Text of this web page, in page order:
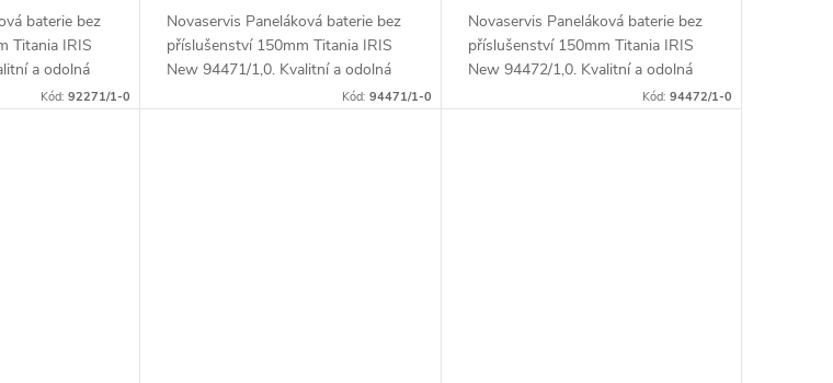
baterie bez
Titania IRIS
a odolná
mm sKód:92271/1-0
Novaservis Paneláková baterie bez
příslušenství 150mm Titania IRIS
New 94471/1,0. Kvalitní a odolná
keramická kartuše 35 mm sKód: 94471/1-0
Novaservis Paneláková baterie bez
příslušenství 150mm Titania IRIS
New 94472/1,0. Kvalitní a odolná
keramická kartuše 35 mm sKód: 94472/1-0